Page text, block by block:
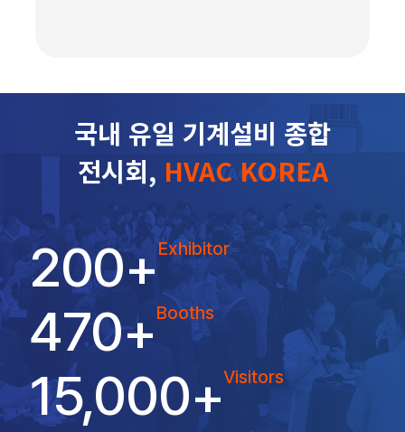
국내 유일 기계설비 종합
전시회, HVAC KOREA
200+Exhibitor
470+ Booths
15,000+Visitors